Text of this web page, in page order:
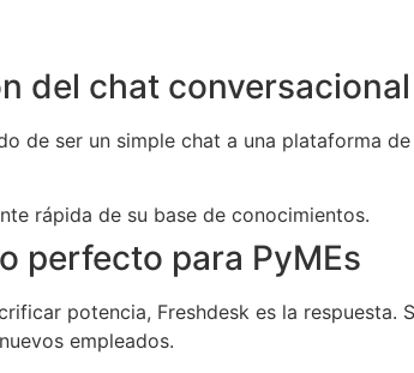
del chat conversacional
de ser un simple chat a una plataforma
rápida de su base de conocimientos.
perfecto para PyMEs
potencia, Freshdesk es la
empleados.